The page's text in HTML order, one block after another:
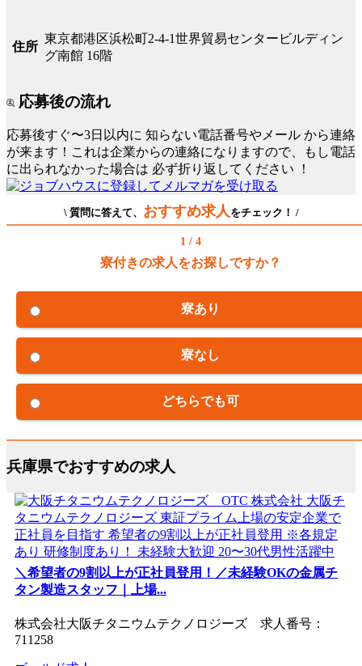
住所
東京都港区浜松町2-4-1世界貿易センタービルディン
グ南館 16階
応募後の流れ
応募後すぐ〜3日以内に 知らない電話番号やメール から連絡
が来ます！これは企業からの連絡になりますので、もし電話
に出られなかった場合は 必ず折り返してください ！
\ 質問に答えて、 おすすめ求人をチェック！ /
1 / 4
寮付きの求人をお探しですか？
寮あり
寮なし
どちらでも可
兵庫県でおすすめの求人
＼希望者の9割以上が正社員登用！／未経験OKの金属チ
タン製造スタッフ｜上場...
株式会社大阪チタニウムテクノロジーズ 求人番号：
711258